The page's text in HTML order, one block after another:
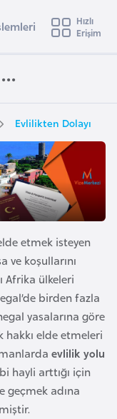
e
i
Hızlı
Erişim
Evlilikten Dolayı
etmek isteyen
ve koşullarını
Afrika ülkeleri
birden fazla
yasalarına göre
hakkı elde etmeleri
evlilik yolu
hayli arttığı için
geçmek adına